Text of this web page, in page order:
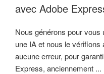
avec Adobe
Nous générons pour vous
une IA et nous le vérifions
aucune erreur, pour
Express, anciennement ...